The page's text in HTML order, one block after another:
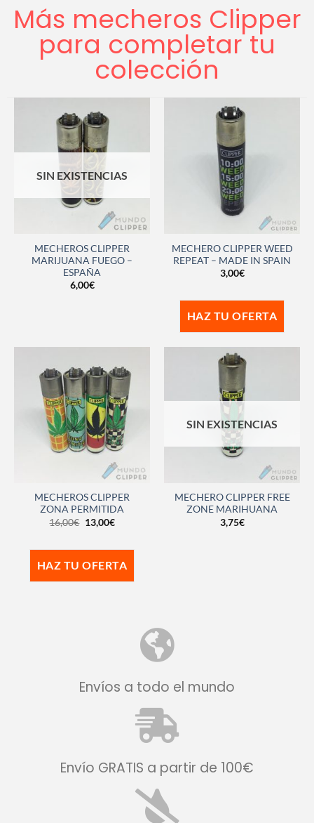
Más mecheros Clipper
para completar tu
colección
SIN EXISTENCIAS
MECHEROS CLIPPER
MARIJUANA FUEGO –
ESPAÑA
6,00€
MECHERO CLIPPER WEED
REPEAT – MADE IN SPAIN
3,00€
HAZ TU OFERTA
MECHEROS CLIPPER
ZONA PERMITIDA
16,00€ 13,00€
HAZ TU OFERTA
SIN EXISTENCIAS
MECHERO CLIPPER FREE
ZONE MARIHUANA
3,75€
Envíos a todo el mundo
Envío GRATIS a partir de 100€